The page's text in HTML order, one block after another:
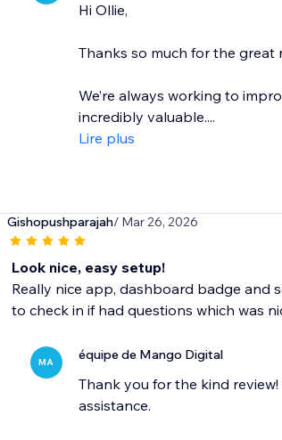
Hi Ollie,
Thanks so much for the
We’re always working to
incredibly valuable....
Lire plus
Gishopushparajah/ Mar 26, 2026
Look nice, easy setup!
Really nice app, dashboard badge and
to check in if had questions which was
MA équipe de Mango Digital
Thank you for the kind
assistance.